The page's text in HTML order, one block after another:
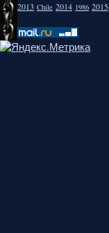
2013 Chile 2014 1986 2015